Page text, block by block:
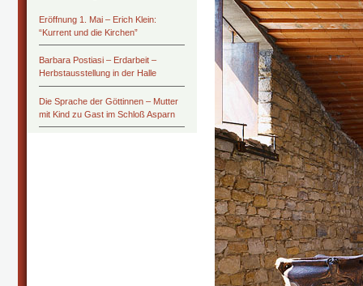
Eröffnung 1. Mai – Erich Klein:
“Kurrent und die Kirchen”
Barbara Postiasi – Erdarbeit –
Herbstausstellung in der Halle
Die Sprache der Göttinnen – Mutter
mit Kind zu Gast im Schloß Asparn